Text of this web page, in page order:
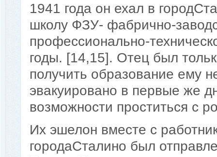
1941 года он ехал в
школу ФЗУ- фабрично-
профессионально-
годы. [14,15]. Отец был
получить образование ему
эвакуировано в первые же
возможности проститься с
Их эшелон вместе с
городаСталино был